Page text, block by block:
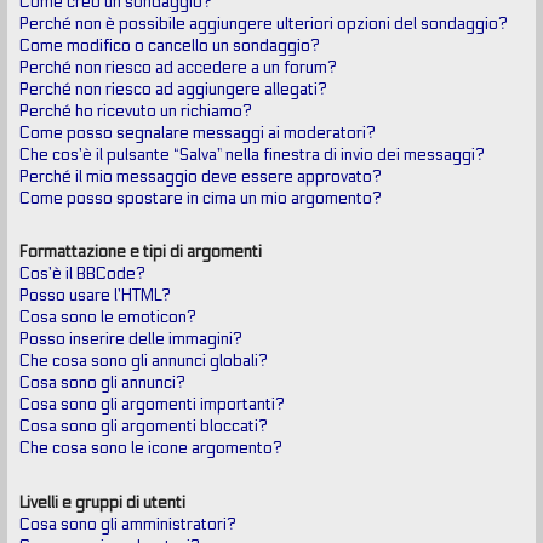
Perché non è possibile aggiungere ulteriori opzioni del sondaggio?
Come modifico o cancello un sondaggio?
Perché non riesco ad accedere a un forum?
Perché non riesco ad aggiungere allegati?
Perché ho ricevuto un richiamo?
Come posso segnalare messaggi ai moderatori?
Che cos’è il pulsante “Salva” nella finestra di invio dei messaggi?
Perché il mio messaggio deve essere approvato?
Come posso spostare in cima un mio argomento?
Formattazione e tipi di argomenti
Cos’è il BBCode?
Posso usare l’HTML?
Cosa sono le emoticon?
Posso inserire delle immagini?
Che cosa sono gli annunci globali?
Cosa sono gli annunci?
Cosa sono gli argomenti importanti?
Cosa sono gli argomenti bloccati?
Che cosa sono le icone argomento?
Livelli e gruppi di utenti
Cosa sono gli amministratori?